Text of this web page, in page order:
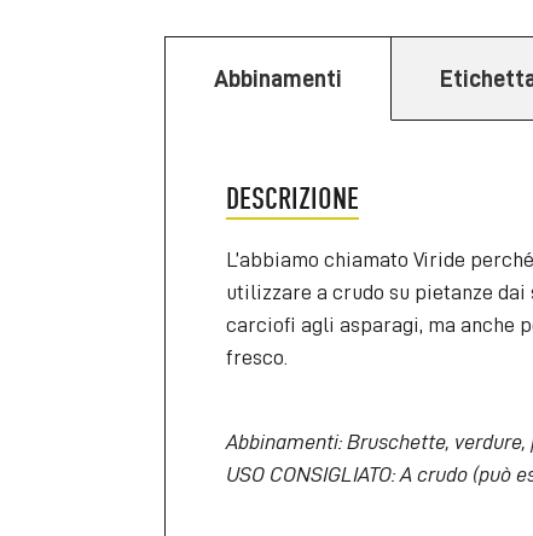
Abbinamenti
DESCRIZIONE
L’abbiamo chiamato Viride
utilizzare a crudo su pietanze
carciofi agli asparagi, ma anche
fresco.
Abbinamenti: Bruschette, verdure,
USO CONSIGLIATO: A crudo